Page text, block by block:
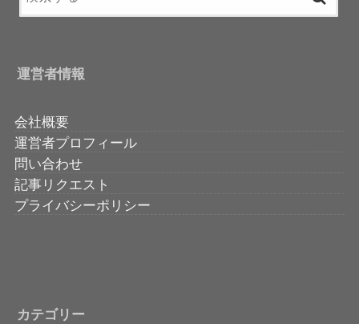
運営者情報
会社概要
運営者プロフィール
問い合わせ
記事リクエスト
プライバシーポリシー
カテゴリー